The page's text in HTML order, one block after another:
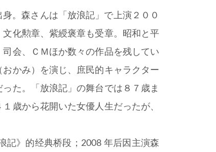
。森さんは「放浪記」で上演２００
化勲章、紫綬褒章も受章。昭和と平
会、ＣＭほか数々の作品を残してい
かみ）を演じ、庶民的キャラクター
た。「放浪記」の舞台では８７歳ま
歳から花開いた女優人生だったが、
記》的经典桥段；2008 年后因主演森